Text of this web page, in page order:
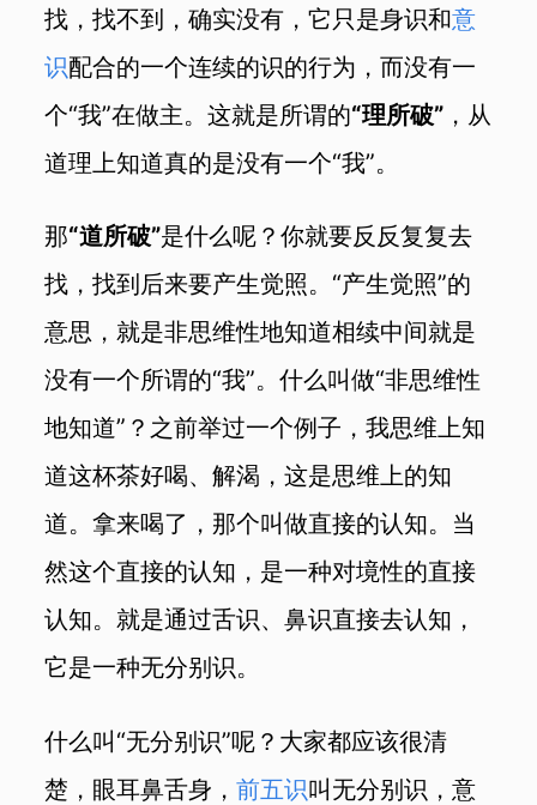
找，找不到，确实没有，它只是身识和意
识配合的一个连续的识的行为，而没有一
个“我”在做主。这就是所谓的“理所破” ，从
道理上知道真的是没有一个“我”。
那“道所破”是什么呢？你就要反反复复去
找，找到后来要产生觉照。“产生觉照”的
意思，就是非思维性地知道相续中间就是
没有一个所谓的“我”。什么叫做“非思维性
地知道”？之前举过一个例子，我思维上知
道这杯茶好喝、解渴，这是思维上的知
道。拿来喝了，那个叫做直接的认知。当
然这个直接的认知，是一种对境性的直接
认知。就是通过舌识、鼻识直接去认知，
它是一种无分别识。
什么叫“无分别识”呢？大家都应该很清
楚，眼耳鼻舌身，前五识叫无分别识，意